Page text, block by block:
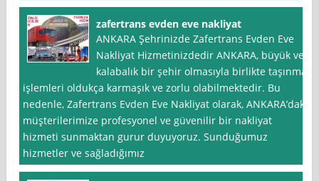
zafertrans evden eve nakliyat
ANKARA Şehrinizde Zafertrans Evden Eve
Nakliyat Hizmetinizdedir ANKARA, büyük ve
kalabalık bir şehir olmasıyla birlikte taşınma
işlemleri oldukça karmaşık ve zorlu olabilmektedir. Bu
nedenle, Zafertrans Evden Eve Nakliyat olarak, ANKARA’daki
müşterilerimize profesyonel ve güvenilir bir nakliyat
hizmeti sunmaktan gurur duyuyoruz. Sunduğumuz
hizmetler ve sağladığımız